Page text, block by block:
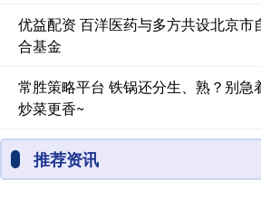
优益配资 百洋医药与多方共设北京市
合基金
常胜策略平台 铁锅还分生、熟？别急
炒菜更香~
推荐资讯